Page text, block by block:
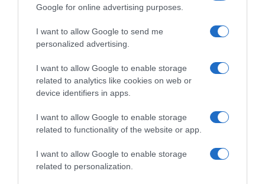
Google for online advertising purposes.
I want to allow Google to send me
personalized advertising.
I want to allow Google to enable storage
related to analytics like cookies on web or
device identifiers in apps.
I want to allow Google to enable storage
related to functionality of the website or app.
I want to allow Google to enable storage
related to personalization.
LIFESTYLE